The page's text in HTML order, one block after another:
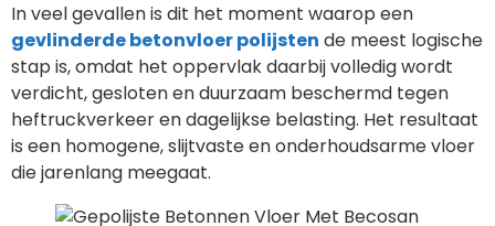
In veel gevallen is dit het moment waarop een
gevlinderde betonvloer polijsten de meest logische
stap is, omdat het oppervlak daarbij volledig wordt
verdicht, gesloten en duurzaam beschermd tegen
heftruckverkeer en dagelijkse belasting. Het resultaat
is een homogene, slijtvaste en onderhoudsarme vloer
die jarenlang meegaat.